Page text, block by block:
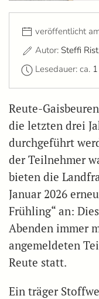
veröffentlicht
Autor: Steffi
Lesedauer: ca.
Reute-
die letzten drei
durchgeführt
der Teilnehmer
bieten die
Januar 2026
Frühling“ an:
Abenden immer
angemeldeten
Reute statt.
Ein träger